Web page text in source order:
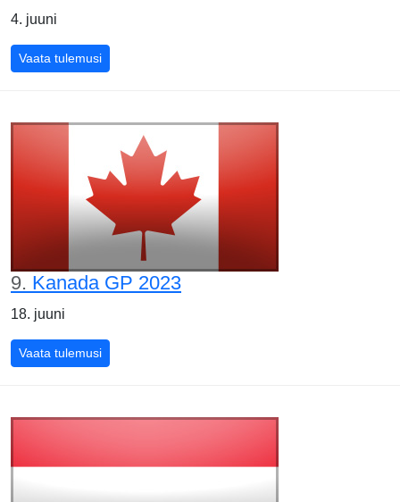
4. juuni
Vaata tulemusiHispaania GP 2023
9. Kanada GP 2023
18. juuni
Vaata tulemusiKanada GP 2023